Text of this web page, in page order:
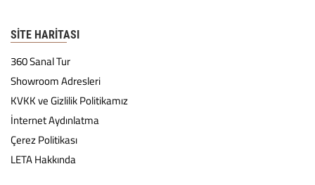
SITE HARITASI
360 Sanal Tur
Showroom Adresleri
KVKK ve Gizlilik Politikamız
İnternet Aydınlatma
Çerez Politikası
LETA Hakkında